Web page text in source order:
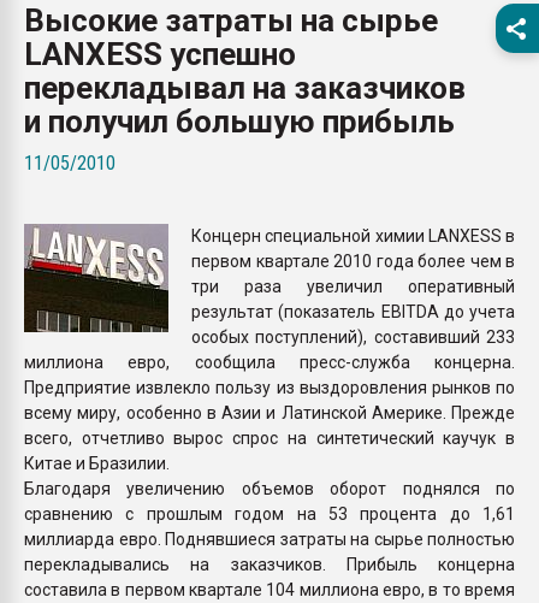
28.07.2026
ситуацией на
Всё, что касается
бутылок
Высокие затраты на сырье
LANXESS успешно
перекладывал на заказчиков
и получил большую прибыль
11/05/2010
Концерн специальной химии LANXESS в
первом квартале 2010 года более чем в
три раза увеличил оперативный
результат (показатель EBITDA до учета
особых поступлений), составивший 233
миллиона евро, сообщила пресс-служба концерна.
Предприятие извлекло пользу из выздоровления рынков по
всему миру, особенно в Азии и Латинской Америке. Прежде
всего, отчетливо вырос спрос на синтетический каучук в
Китае и Бразилии.
Благодаря увеличению объемов оборот поднялся по
сравнению с прошлым годом на 53 процента до 1,61
миллиарда евро. Поднявшиеся затраты на сырье полностью
перекладывались на заказчиков. Прибыль концерна
составила в первом квартале 104 миллиона евро, в то время